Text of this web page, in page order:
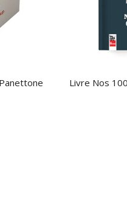
Livre Nos